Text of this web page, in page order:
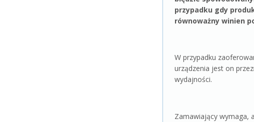
przypadku gdy
równoważny winien
W przypadku
urządzenia jest on
wydajności.
Zamawiający wymaga,